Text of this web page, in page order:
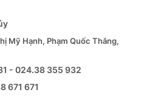
Mỹ Hạnh, Phạm Quốc Thắng,
- 024.38 355 932
671 671